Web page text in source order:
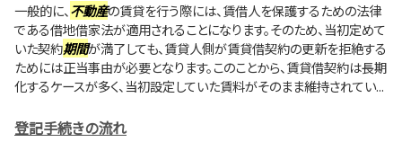
一般的に、不動産の賃貸を行う際には、賃借人を保護するための法律
である借地借家法が適用されることになります。そのため、当初定めて
いた契約期間が満了しても、賃貸人側が賃貸借契約の更新を拒絶する
ためには正当事由が必要となります。このことから、賃貸借契約は長期
化するケースが多く、当初設定していた賃料がそのまま維持されてい...
登記手続きの流れ